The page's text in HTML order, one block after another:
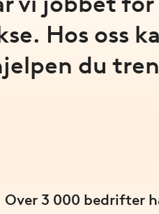
Hos oss
du
Over 3 000 bedrifter